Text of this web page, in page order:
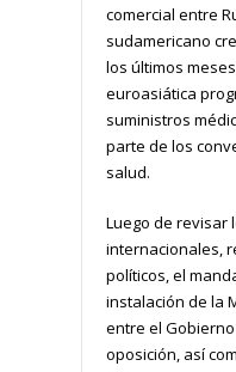
comercial entre
sudamericano
los últimos
euroasiática
suministros
parte de los
salud.
Luego de revisar
internacionales,
políticos, el
instalación de la
entre el
oposición, así